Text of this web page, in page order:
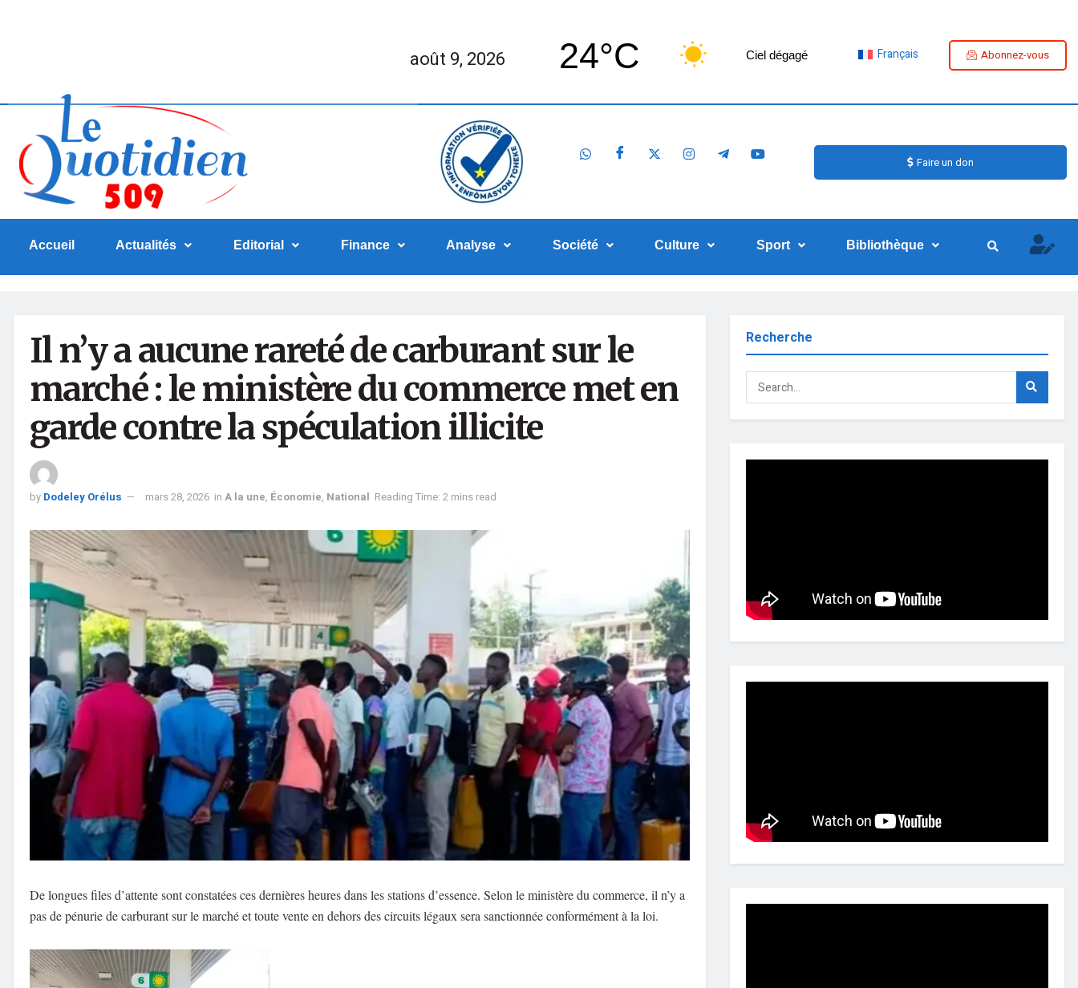
août 9, 2026 24°C Ciel dégagé Français Abonnez-vous
Faire un don
Accueil Actualités Editorial Finance Analyse Société Culture Sport Bibliothèque
Il n’y a aucune rareté de carburant sur le
marché : le ministère du commerce met en
garde contre la spéculation illicite
by Dodeley Orélus mars 28, 2026 in A la une, Économie, National Reading Time: 2 mins read
De longues files d’attente sont constatées ces dernières heures dans les stations d’essence. Selon le ministère du commerce, il n’y a
pas de pénurie de carburant sur le marché et toute vente en dehors des circuits légaux sera sanctionnée conformément à la loi.
Recherche